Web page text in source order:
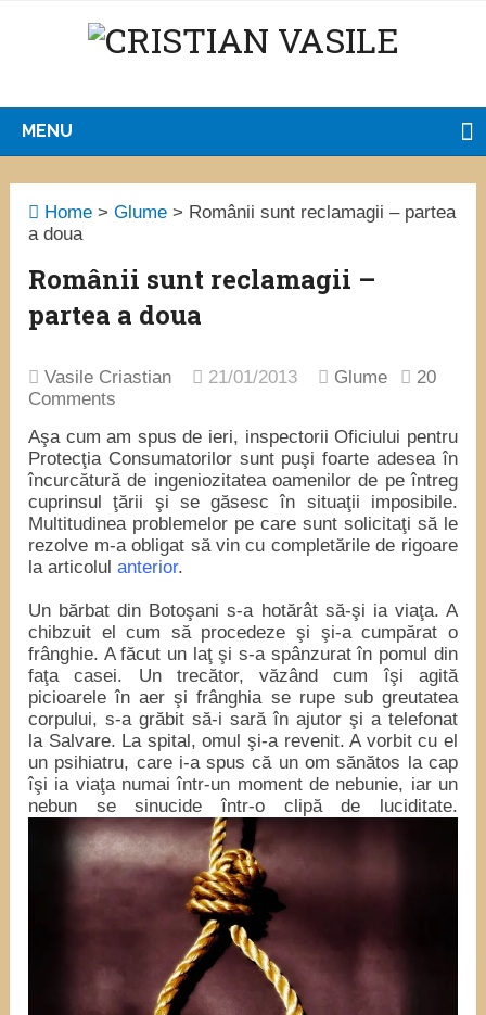
MENU
Home >Glume > Românii sunt reclamagii – partea
a doua
Românii sunt reclamagii –
partea a doua
Vasile Criastian 21/01/2013 Glume
20
Comments
Aşa cum am spus de ieri, inspectorii Oficiului pentru
Protecţia Consumatorilor sunt puşi foarte adesea în
încurcătură de ingeniozitatea oamenilor de pe întreg
cuprinsul ţării şi se găsesc în situaţii imposibile.
Multitudinea problemelor pe care sunt solicitaţi să le
rezolve m-a obligat să vin cu completările de rigoare
la articolulanterior.
Un bărbat din Botoşani s-a hotărât să-şi ia viaţa. A
chibzuit el cum să procedeze şi şi-a cumpărat o
frânghie. A făcut un laţ şi s-a spânzurat în pomul din
faţa casei. Un trecător, văzând cum îşi agită
picioarele în aer şi frânghia se rupe sub greutatea
corpului, s-a grăbit să-i sară în ajutor şi a telefonat
la Salvare. La spital, omul şi-a revenit. A vorbit cu el
un psihiatru, care i-a spus că un om sănătos la cap
îşi ia viaţa numai într-un moment de nebunie, iar un
nebun se sinucide într-o clipă de luciditate.